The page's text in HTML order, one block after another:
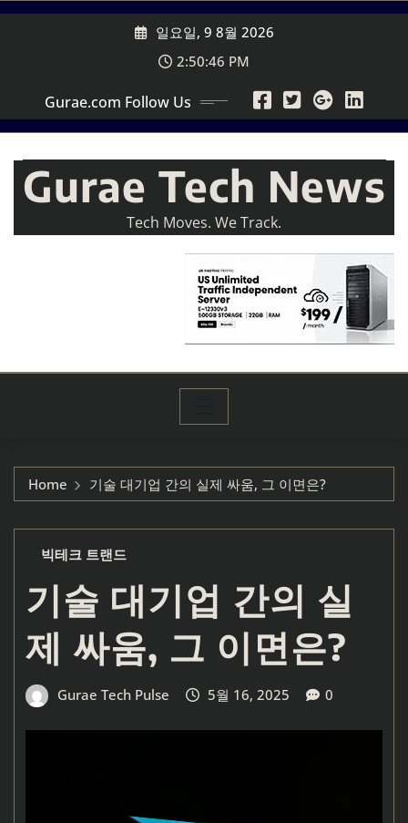
Skip
일요일, 9 8월 2026
2:50:48 PM
Gurae.com Follow Us
Gurae Tech News
Tech Moves. We Track.
Home 기술 대기업 간의 실제 싸움, 그 이면은?
빅테크 트랜드
기술 대기업 간의 실
제 싸움, 그 이면은?
Gurae Tech Pulse 5월 16, 2025 0